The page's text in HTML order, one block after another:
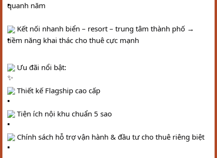
quanh năm
Kết nối nhanh biển – resort – trung tâm thành phố →
tiềm năng khai thác cho thuê cực mạnh
Ưu đãi nổi bật:
Thiết kế Flagship cao cấp
Tiện ích nội khu chuẩn 5 sao
Chính sách hỗ trợ vận hành & đầu tư cho thuê riêng biệt